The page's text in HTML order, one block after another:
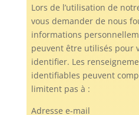
Lors de l’utilisation de
vous demander de nous
informations
peuvent être utilisés pour
identifier. Les
identifiables peuvent
limitent pas à :
Adresse e-mail